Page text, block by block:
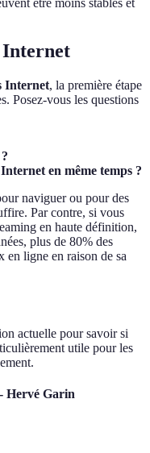
Internet
Internet, la première étape
Posez-vous les questions
en même temps ?
naviguer ou pour des
Par contre, si vous
en haute définition,
plus de 80% des
en ligne en raison de sa
actuelle pour savoir si
utile pour les
Hervé Garin